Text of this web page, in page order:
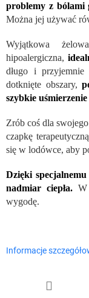
problemy z bólami
Można jej używać
Wyjątkowa
hipoalergiczna,
długo i przyjemnie
dotknięte obszary,
szybkie
Zrób coś dla
czapkę
się w lodówce, aby
Dzięki
nadmiar ciepła. W
wygodę.
Informacje